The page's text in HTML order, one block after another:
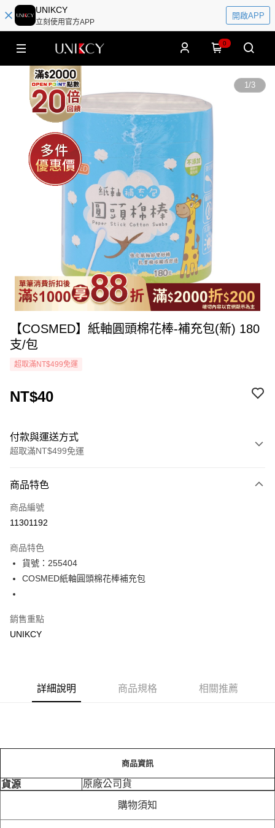
UNIKCY
立刻使用官方APP
開啟APP
0
1/3
【COSMED】紙軸圓頭棉花棒-補充包(新) 180
支/包
超取滿NT$499免運
NT$40
付款與運送方式
超取滿NT$499免運
icash Pay
信用卡一次付款
LINE Pay
Apple Pay
7-11取貨付款［需3-5個工作天不含預購商品］
每筆NT$70，滿NT$499(含以上)免運費
宅配［需2-3個工作天不含預購商品］
商品特色
商品編號
11301192
商品特色
貨號：255404
COSMED紙軸圓頭棉花棒補充包
銷售重點
UNIKCY
詳細說明 商品規格 相關推薦
商品資訊
貨源 原廠公司貨
購物須知